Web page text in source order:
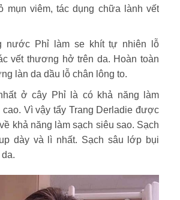
mụn viêm, tác dụng chữa lành vết
nước Phỉ làm se khít tự nhiên lỗ
vết thương hở trên da. Hoàn toàn
làn da dầu lỗ chân lông to.
ở cây Phỉ là có khả năng làm
cao. Vì vậy tẩy Trang Derladie được
khả năng làm sạch siêu sao. Sạch
dày và lì nhất. Sạch sâu lớp bụi